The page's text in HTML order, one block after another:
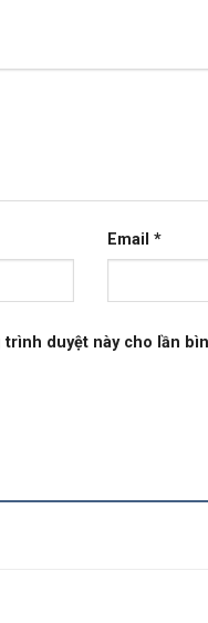
Email *
duyệt này cho lần